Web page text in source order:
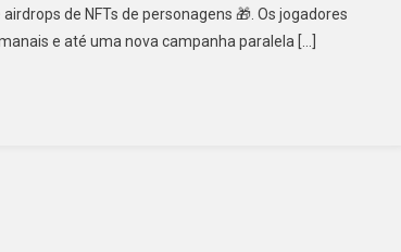
de NFTs de personagens 🎁. Os jogadores
e até uma nova campanha paralela […]